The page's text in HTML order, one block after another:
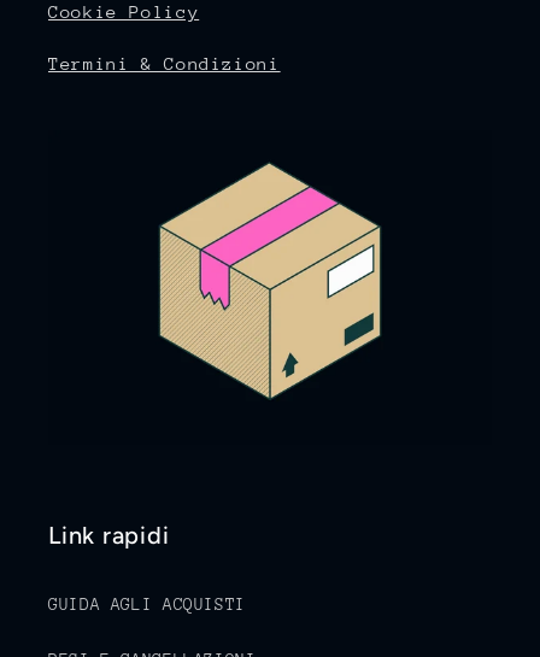
Cookie Policy
Termini & Condizioni
Link rapidi
GUIDA AGLI ACQUISTI